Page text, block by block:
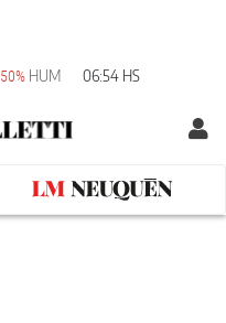
50% HUM 06:54 HS